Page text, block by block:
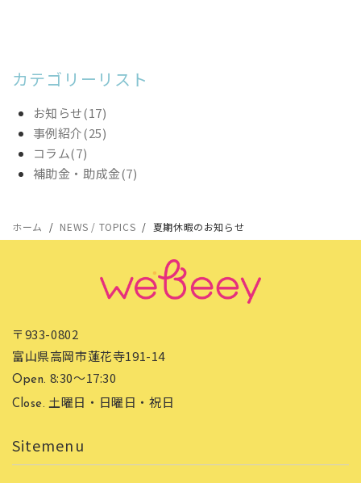
カテゴリーリスト
お知らせ(17)
事例紹介(25)
コラム(7)
補助金・助成金(7)
ホーム NEWS / TOPICS 夏期休暇のお知らせ
〒933-0802
富山県高岡市蓮花寺191-14
Open. 8:30〜17:30
Close. 土曜日・日曜日・祝日